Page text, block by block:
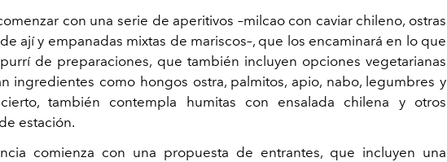
con una serie de aperitivos –milcao con caviar chileno, ostras
ají y empanadas mixtas de mariscos–, que los encaminará en lo que
de preparaciones, que también incluyen opciones vegetarianas
ingredientes como hongos ostra, palmitos, apio, nabo, legumbres y
también contempla humitas con ensalada chilena y otros
estación.
comienza con una propuesta de entrantes, que incluyen una